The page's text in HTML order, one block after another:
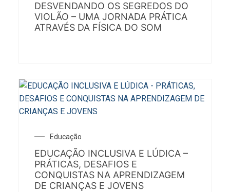
DESVENDANDO OS SEGREDOS DO
VIOLÃO – UMA JORNADA PRÁTICA
ATRAVÉS DA FÍSICA DO SOM
Educação
EDUCAÇÃO INCLUSIVA E LÚDICA –
PRÁTICAS, DESAFIOS E
CONQUISTAS NA APRENDIZAGEM
DE CRIANÇAS E JOVENS